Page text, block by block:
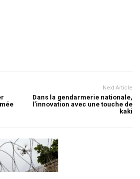
Next Article
Dans la gendarmerie nationale,
l’innovation avec une touche de
kaki